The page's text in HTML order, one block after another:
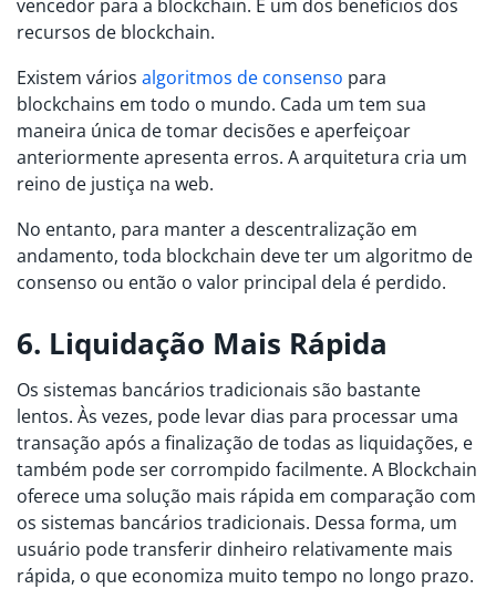
vencedor para a blockchain. É um dos benefícios dos
recursos de blockchain.
Existem vários algoritmos de consenso para
blockchains em todo o mundo. Cada um tem sua
maneira única de tomar decisões e aperfeiçoar
anteriormente apresenta erros. A arquitetura cria um
reino de justiça na web.
No entanto, para manter a descentralização em
andamento, toda blockchain deve ter um algoritmo de
consenso ou então o valor principal dela é perdido.
6. Liquidação Mais Rápida
Os sistemas bancários tradicionais são bastante
lentos. Às vezes, pode levar dias para processar uma
transação após a finalização de todas as liquidações, e
também pode ser corrompido facilmente. A Blockchain
oferece uma solução mais rápida em comparação com
os sistemas bancários tradicionais. Dessa forma, um
usuário pode transferir dinheiro relativamente mais
rápida, o que economiza muito tempo no longo prazo.